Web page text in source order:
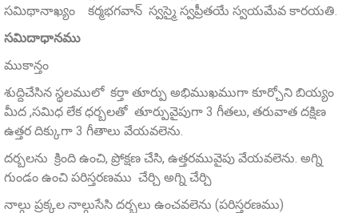
సమిథానాఖ్యం కర్మభగవాన్‌ స్వస్మై స్వప్రీతయే స్వయమేవ కారయతి.
సమిదాధానము
ముకాన్తం
శుద్దిచేసిన స్థలములో కర్తా తూర్పు అభిముఖముగా కూర్చోని బియ్యం
మీద ,సమిధ లేక ధర్బలతో తూర్పువైపుగా 3 గీతలు, తరువాత దక్షిణ
ఉత్తర దిక్కుగా 3 గీతాలు వేయవలెను.
దర్బలను క్రింది ఉంచి, ప్రోక్షణ చేసి, ఉత్తరమువైపు వేయవలెను. అగ్ని
గుండం ఉంచి పరిస్తరణము చేర్చి అగ్ని చేర్చి
నాల్గు ప్రక్కల నాల్గుసేసి దర్బలు ఉంచవలెను (పరిస్తరణము)